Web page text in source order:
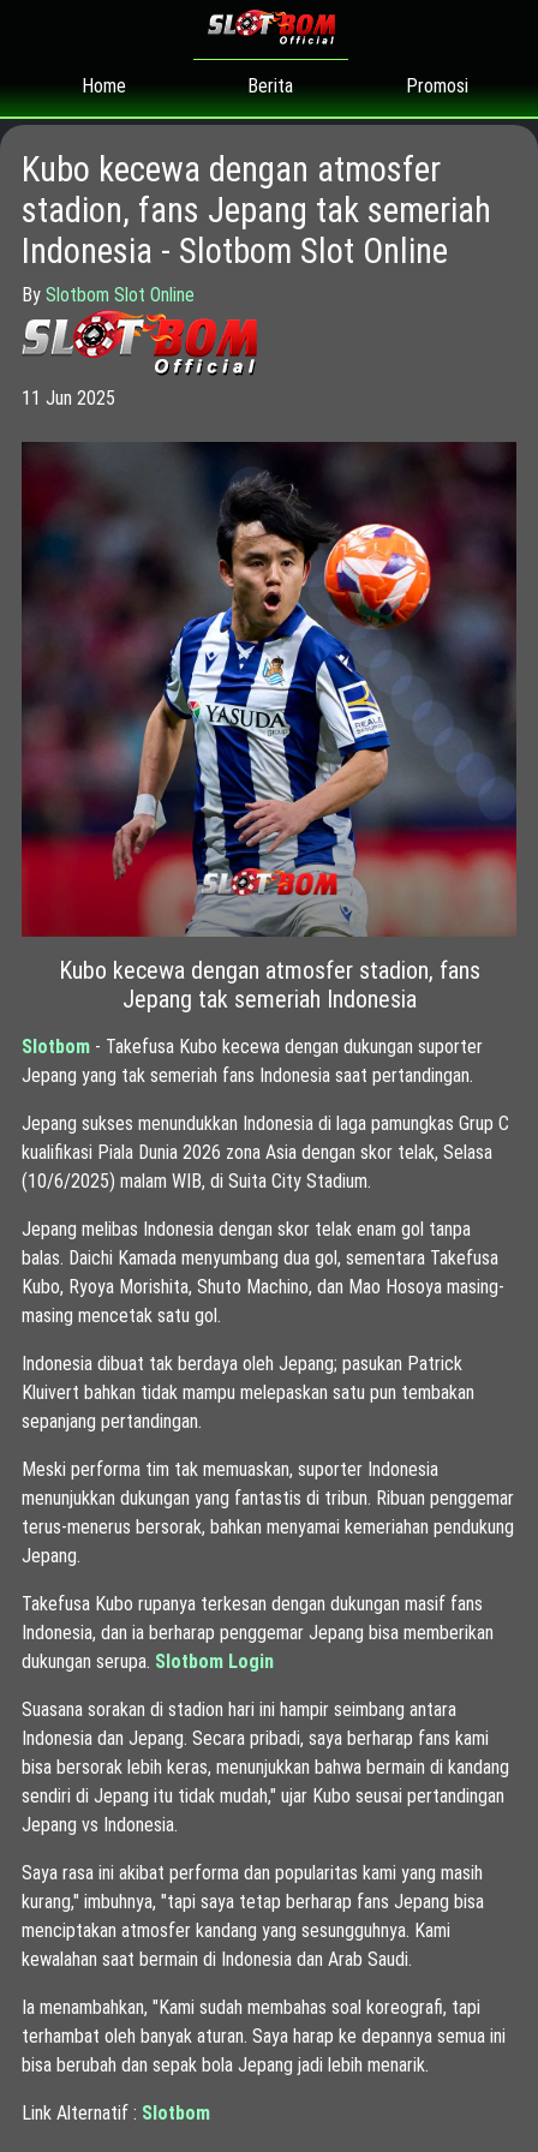
Home Berita Promosi
Kubo kecewa dengan atmosfer
stadion, fans Jepang tak semeriah
Indonesia - Slotbom Slot Online
By Slotbom Slot Online
11 Jun 2025
Kubo kecewa dengan atmosfer stadion, fans
Jepang tak semeriah Indonesia
Slotbom - Takefusa Kubo kecewa dengan dukungan suporter
Jepang yang tak semeriah fans Indonesia saat pertandingan.
Jepang sukses menundukkan Indonesia di laga pamungkas Grup C
kualifikasi Piala Dunia 2026 zona Asia dengan skor telak, Selasa
(10/6/2025) malam WIB, di Suita City Stadium.
Jepang melibas Indonesia dengan skor telak enam gol tanpa
balas. Daichi Kamada menyumbang dua gol, sementara Takefusa
Kubo, Ryoya Morishita, Shuto Machino, dan Mao Hosoya masing-
masing mencetak satu gol.
Indonesia dibuat tak berdaya oleh Jepang; pasukan Patrick
Kluivert bahkan tidak mampu melepaskan satu pun tembakan
sepanjang pertandingan.
Meski performa tim tak memuaskan, suporter Indonesia
menunjukkan dukungan yang fantastis di tribun. Ribuan penggemar
terus-menerus bersorak, bahkan menyamai kemeriahan pendukung
Jepang.
Takefusa Kubo rupanya terkesan dengan dukungan masif fans
Indonesia, dan ia berharap penggemar Jepang bisa memberikan
dukungan serupa. Slotbom Login
Suasana sorakan di stadion hari ini hampir seimbang antara
Indonesia dan Jepang. Secara pribadi, saya berharap fans kami
bisa bersorak lebih keras, menunjukkan bahwa bermain di kandang
sendiri di Jepang itu tidak mudah," ujar Kubo seusai pertandingan
Jepang vs Indonesia.
Saya rasa ini akibat performa dan popularitas kami yang masih
kurang," imbuhnya, "tapi saya tetap berharap fans Jepang bisa
menciptakan atmosfer kandang yang sesungguhnya. Kami
kewalahan saat bermain di Indonesia dan Arab Saudi.
Ia menambahkan, "Kami sudah membahas soal koreografi, tapi
terhambat oleh banyak aturan. Saya harap ke depannya semua ini
bisa berubah dan sepak bola Jepang jadi lebih menarik.
Link Alternatif : Slotbom